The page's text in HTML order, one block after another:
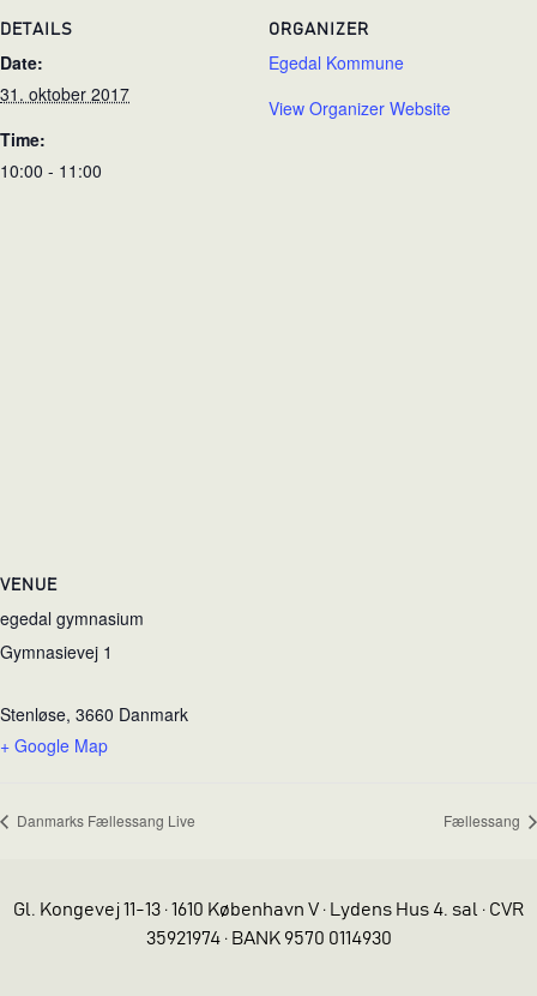
DETAILS
Date:
31. oktober 2017
Time:
10:00 - 11:00
ORGANIZER
Egedal Kommune
View Organizer Website
VENUE
egedal gymnasium
Gymnasievej 1
Stenløse, 3660 Danmark
+ Google Map
Danmarks Fællessang Live Fællessang
Gl. Kongevej 11-13 · 1610 København V · Lydens Hus 4. sal · CVR
35921974 · BANK 9570 0114930